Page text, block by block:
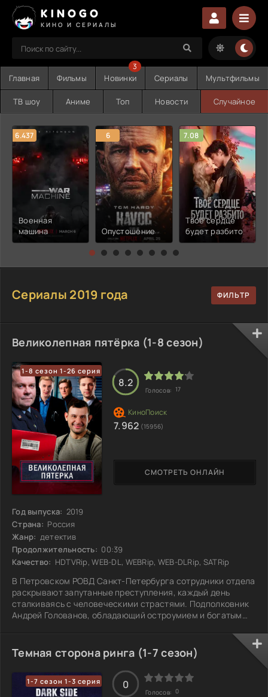
KINOGO
КИНО И СЕРИАЛЫ
Главная Фильмы Новинки
3
Сериалы Мультфильмы
ТВ шоу Аниме Топ Новости Случайное
6.437
Военная
машина
6
Опустошение
7.08
Твоё сердце
будет разбито
Сериалы 2019 года
Великолепная пятёрка (1-8 сезон)
1-8 сезон 1-26 серия
Год выпуска: 2019
Страна: Россия
Жанр: детектив
Продолжительность: 00:39
Качество: HDTVRip, WEB-DL, WEBRip, WEB-DLRip, SATRip
В Петровском РОВД Санкт-Петербурга сотрудники отдела
раскрывают запутанные преступления, каждый день
сталкиваясь с человеческими страстями. Подполковник
Андрей Голованов, обладающий остроумием и богатым
Павла Шапошникова и капитанов Дмитрия Красавченко с
Тимуром Бубновым, а также старшего лейтенанта Антона
Ветрова и лейтенанта Владимира Кузьмина. Каждый из
них уникален, но вместе они представляют собой
сплоченный коллектив. В мире, где милиция
СМОТРЕТЬ ОНЛАЙН
8.2
Голосов: 17
7.962 (15956)
Темная сторона ринга (1-7 сезон)
1-7 сезон 1-3 серия 0
Голосов: 0